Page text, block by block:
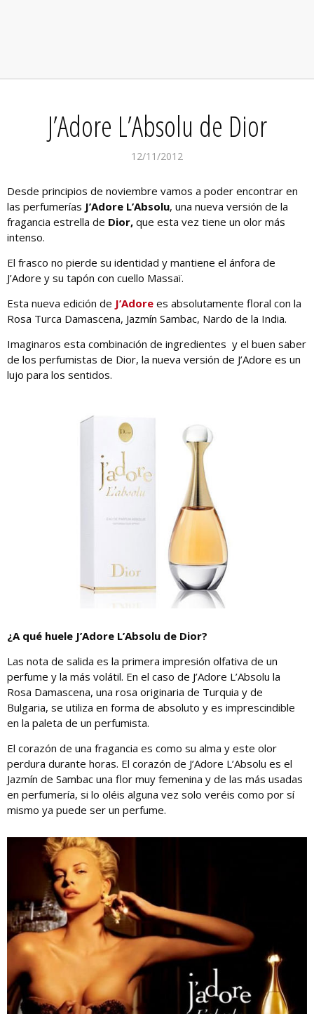
J’Adore L’Absolu de Dior
12/11/2012
Desde principios de noviembre vamos a poder encontrar en
las perfumerías J’Adore L’Absolu, una nueva versión de la
fragancia estrella de Dior, que esta vez tiene un olor más
intenso.
El frasco no pierde su identidad y mantiene el ánfora de
J’Adore y su tapón con cuello Massaï.
Esta nueva edición de J’Adore es absolutamente floral con la
Rosa Turca Damascena, Jazmín Sambac, Nardo de la India.
Imaginaros esta combinación de ingredientes y el buen saber
de los perfumistas de Dior, la nueva versión de J’Adore es un
lujo para los sentidos.
¿A qué huele J’Adore L’Absolu de Dior?
Las nota de salida es la primera impresión olfativa de un
perfume y la más volátil. En el caso de J’Adore L’Absolu la
Rosa Damascena, una rosa originaria de Turquia y de
Bulgaria, se utiliza en forma de absoluto y es imprescindible
en la paleta de un perfumista.
El corazón de una fragancia es como su alma y este olor
perdura durante horas. El corazón de J’Adore L’Absolu es el
Jazmín de Sambac una flor muy femenina y de las más usadas
en perfumería, si lo oléis alguna vez solo veréis como por sí
mismo ya puede ser un perfume.